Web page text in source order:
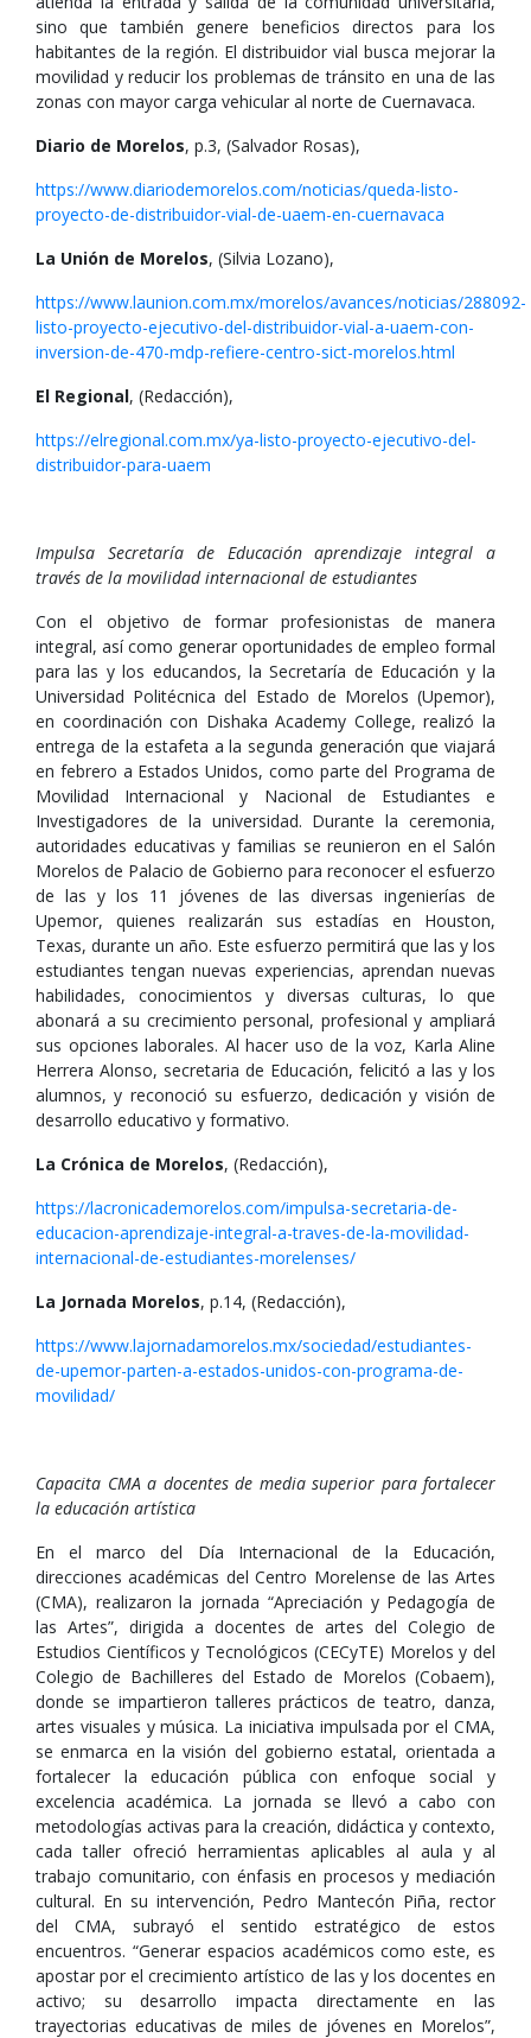
sino que también genere beneficios directos para los
habitantes de la región. El distribuidor vial busca mejorar la
movilidad y reducir los problemas de tránsito en una de las
zonas con mayor carga vehicular al norte de Cuernavaca.
Diario de Morelos, p.3, (Salvador Rosas),
https://www.diariodemorelos.com/noticias/queda-listo-
proyecto-de-distribuidor-vial-de-uaem-en-cuernavaca
La Unión de Morelos, (Silvia Lozano),
https://www.launion.com.mx/morelos/avances/noticias/288092-
listo-proyecto-ejecutivo-del-distribuidor-vial-a-uaem-con-
inversion-de-470-mdp-refiere-centro-sict-morelos.html
El Regional, (Redacción),
https://elregional.com.mx/ya-listo-proyecto-ejecutivo-del-
distribuidor-para-uaem
Impulsa Secretaría de Educación aprendizaje integral a
través de la movilidad internacional de estudiantes
Con el objetivo de formar profesionistas de manera
integral, así como generar oportunidades de empleo formal
para las y los educandos, la Secretaría de Educación y la
Universidad Politécnica del Estado de Morelos (Upemor),
en coordinación con Dishaka Academy College, realizó la
entrega de la estafeta a la segunda generación que viajará
en febrero a Estados Unidos, como parte del Programa de
Movilidad Internacional y Nacional de Estudiantes e
Investigadores de la universidad. Durante la ceremonia,
autoridades educativas y familias se reunieron en el Salón
Morelos de Palacio de Gobierno para reconocer el esfuerzo
de las y los 11 jóvenes de las diversas ingenierías de
Upemor, quienes realizarán sus estadías en Houston,
Texas, durante un año. Este esfuerzo permitirá que las y los
estudiantes tengan nuevas experiencias, aprendan nuevas
habilidades, conocimientos y diversas culturas, lo que
abonará a su crecimiento personal, profesional y ampliará
sus opciones laborales. Al hacer uso de la voz, Karla Aline
Herrera Alonso, secretaria de Educación, felicitó a las y los
alumnos, y reconoció su esfuerzo, dedicación y visión de
desarrollo educativo y formativo.
La Crónica de Morelos, (Redacción),
https://lacronicademorelos.com/impulsa-secretaria-de-
educacion-aprendizaje-integral-a-traves-de-la-movilidad-
internacional-de-estudiantes-morelenses/
La Jornada Morelos, p.14, (Redacción),
https://www.lajornadamorelos.mx/sociedad/estudiantes-
de-upemor-parten-a-estados-unidos-con-programa-de-
movilidad/
Capacita CMA a docentes de media superior para fortalecer
la educación artística
En el marco del Día Internacional de la Educación,
direcciones académicas del Centro Morelense de las Artes
(CMA), realizaron la jornada “Apreciación y Pedagogía de
las Artes”, dirigida a docentes de artes del Colegio de
Estudios Científicos y Tecnológicos (CECyTE) Morelos y del
Colegio de Bachilleres del Estado de Morelos (Cobaem),
donde se impartieron talleres prácticos de teatro, danza,
artes visuales y música. La iniciativa impulsada por el CMA,
se enmarca en la visión del gobierno estatal, orientada a
fortalecer la educación pública con enfoque social y
excelencia académica. La jornada se llevó a cabo con
metodologías activas para la creación, didáctica y contexto,
cada taller ofreció herramientas aplicables al aula y al
trabajo comunitario, con énfasis en procesos y mediación
cultural. En su intervención, Pedro Mantecón Piña, rector
del CMA, subrayó el sentido estratégico de estos
encuentros. “Generar espacios académicos como este, es
apostar por el crecimiento artístico de las y los docentes en
activo; su desarrollo impacta directamente en las
trayectorias educativas de miles de jóvenes en Morelos”,